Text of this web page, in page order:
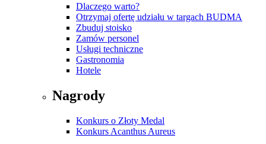
Dlaczego warto?
Otrzymaj ofertę udziału w targach BUDMA
Zbuduj stoisko
Zamów personel
Usługi techniczne
Gastronomia
Hotele
Nagrody
Konkurs o Złoty Medal
Konkurs Acanthus Aureus